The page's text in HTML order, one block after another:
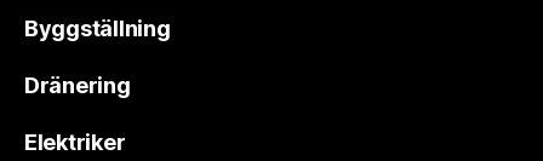
Byggställning
Dränering
Elektriker